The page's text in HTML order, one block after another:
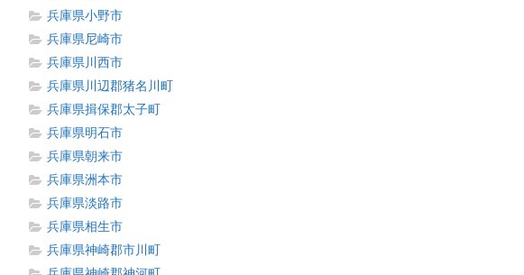
兵庫県小野市
兵庫県尼崎市
兵庫県川西市
兵庫県川辺郡猪名川町
兵庫県揖保郡太子町
兵庫県明石市
兵庫県朝来市
兵庫県洲本市
兵庫県淡路市
兵庫県相生市
兵庫県神崎郡市川町